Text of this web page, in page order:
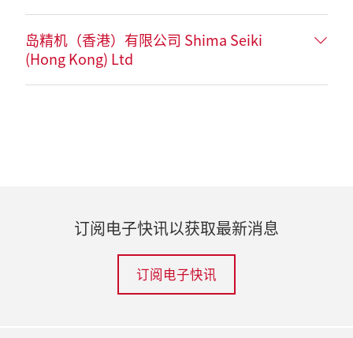
岛精机（香港）有限公司 Shima Seiki
(Hong Kong) Ltd
订阅电子快讯以获取最新消息
订阅电子快讯